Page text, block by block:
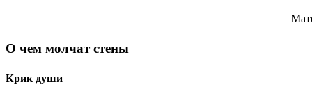
О чем молчат стены
Крик души